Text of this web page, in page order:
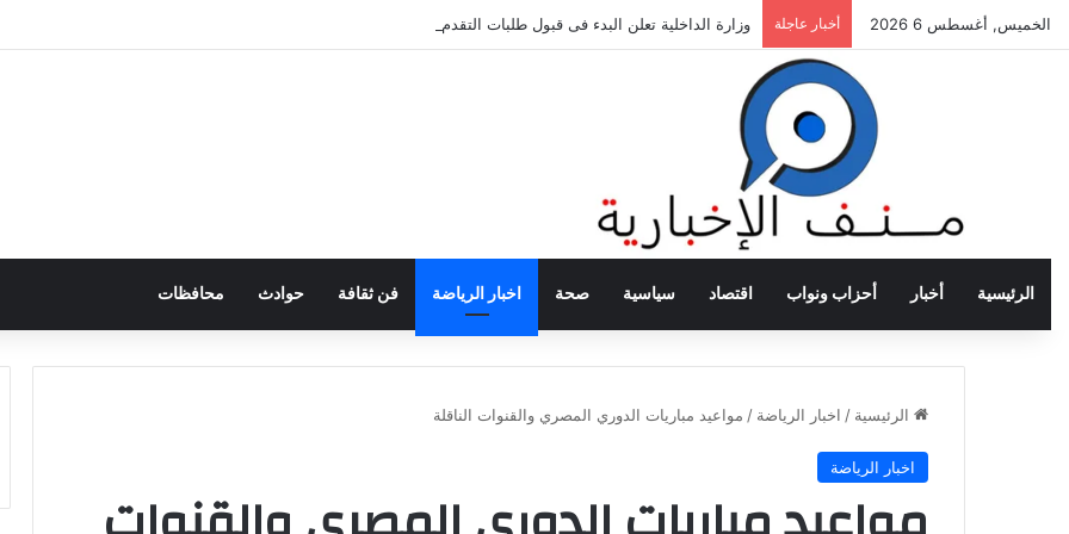
الخميس, أغسطس 6 2026 أخبار عاجلة وزارة الداخلية تعلن البدء فى قبول طلبات التقدم لحج القرع إبتداءً من الأربعاء القادم .. تعرف على الاجراءات
الرئيسية أخبار أحزاب ونواب اقتصاد سياسية صحة اخبار الرياضة فن ثقافة حوادث محافظات
الرئيسية / اخبار الرياضة / مواعيد مباريات الدوري المصري والقنوات الناقلة
اخبار الرياضة